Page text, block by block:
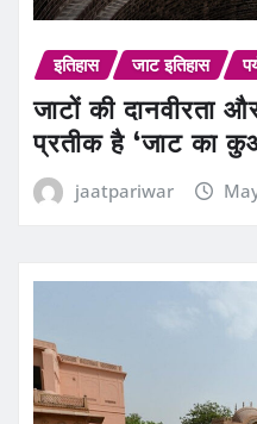
इतिहास जाट इतिहास
जाटों की दानवीरता
प्रतीक है ‘जाट का
jaatpariwar